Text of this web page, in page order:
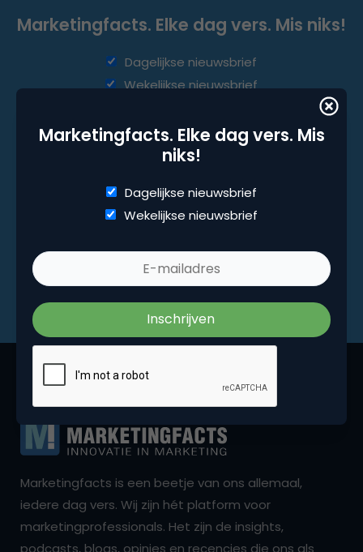
Marketingfacts. Elke dag vers. Mis
niks!
Dagelijkse nieuwsbrief
Wekelijkse nieuwsbrief
Marketingfacts. Elke dag vers. Mis niks!
Dagelijkse nieuwsbrief
Wekelijkse nieuwsbrief
Marketingfacts is een beetje van ons allemaal,
iedere dag vers. Wij zijn hét platform voor
marketingprofessionals. Het zijn de insights,
podcasts, blogs, opinies en recencies die ons als